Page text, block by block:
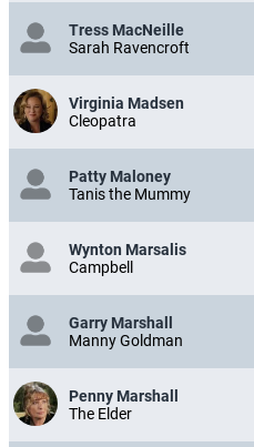
Tress MacNeille
Sarah Ravencroft
Virginia Madsen
Cleopatra
Patty Maloney
Tanis the Mummy
Wynton Marsalis
Campbell
Garry Marshall
Manny Goldman
Penny Marshall
The Elder